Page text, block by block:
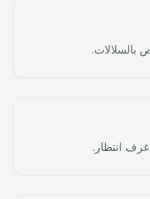
بالسلالات.
انتظار.